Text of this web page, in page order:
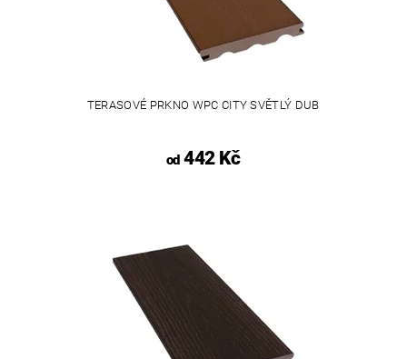
TERASOVÉ PRKNO WPC CITY SVĚTLÝ DUB
od442 Kč